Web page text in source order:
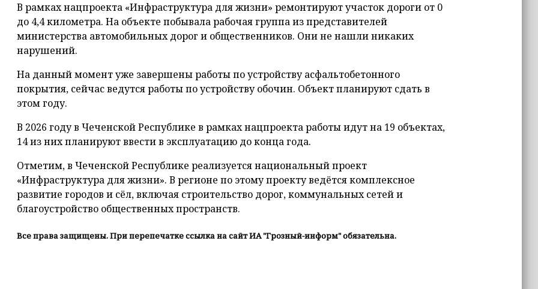
В рамках нацпроекта «Инфраструктура для жизни» ремонтируют участок дороги от 0
до 4,4 километра. На объекте побывала рабочая группа из представителей
министерства автомобильных дорог и общественников. Они не нашли никаких
нарушений.
На данный момент уже завершены работы по устройству асфальтобетонного
покрытия, сейчас ведутся работы по устройству обочин. Объект планируют сдать в
этом году.
В 2026 году в Чеченской Республике в рамках нацпроекта работы идут на 19 объектах,
14 из них планируют ввести в эксплуатацию до конца года.
Отметим, в Чеченской Республике реализуется национальный проект
«Инфраструктура для жизни». В регионе по этому проекту ведётся комплексное
развитие городов и сёл, включая строительство дорог, коммунальных сетей и
благоустройство общественных пространств.
Все права защищены. При перепечатке ссылка на сайт ИА "Грозный-информ" обязательна.